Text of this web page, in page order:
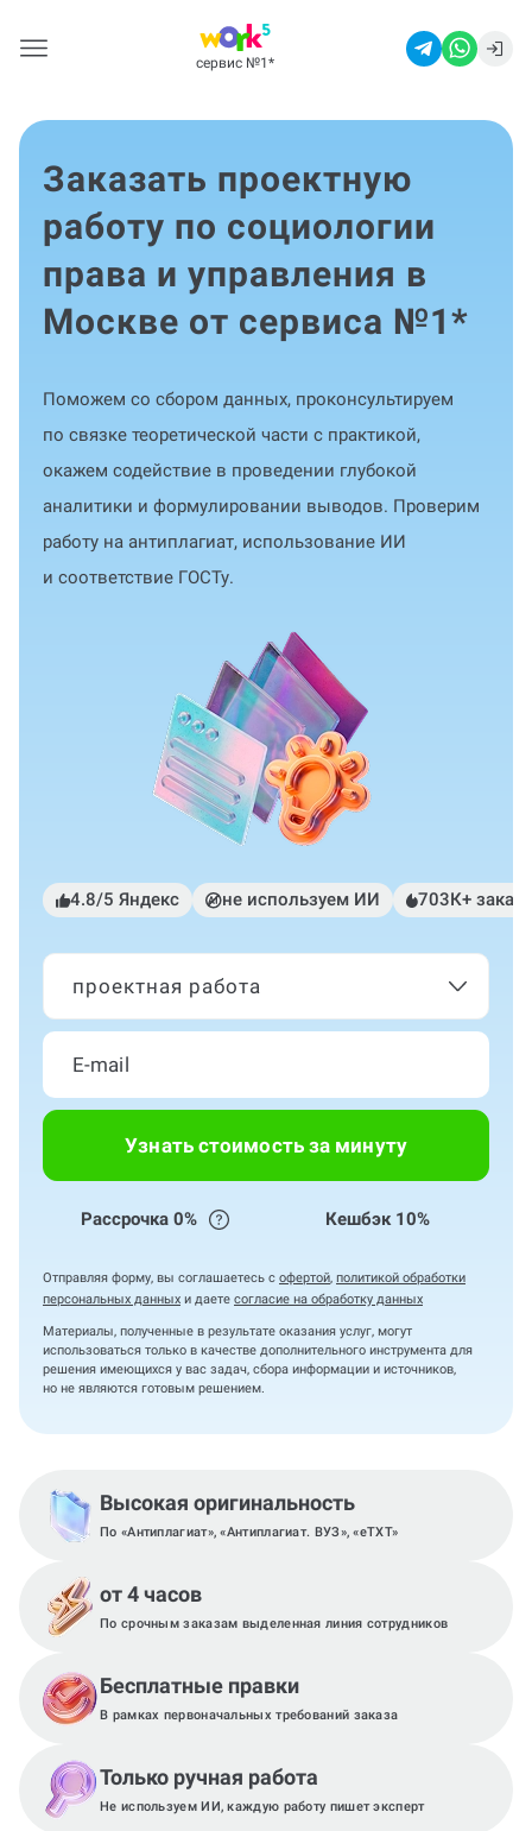
сервис №1 *
Заказать проектную
работу по социологии
права и управления в
Москве от сервиса №1*
Поможем со сбором данных, проконсультируем
по связке теоретической части с практикой,
окажем содействие в проведении глубокой
аналитики и формулировании выводов. Проверим
работу на антиплагиат, использование ИИ
и соответствие ГОСТу.
4.8/5 Яндекс не используем ИИ 703К+
проектная работа
Узнать стоимость за минуту
Рассрочка 0% Кешбэк 10%
Отправляя форму, вы соглашаетесь с офертой, политикой обработки
персональных данных и даете согласие на обработку данных
Материалы, полученные в результате оказания услуг, могут
использоваться только в качестве дополнительного инструмента для
решения имеющихся у вас задач, сбора информации и источников,
но не являются готовым решением.
Высокая оригинальность
По «Антиплагиат», «Антиплагиат. ВУЗ», «eTXT»
от 4 часов
По срочным заказам выделенная линия сотрудников
Бесплатные правки
В рамках первоначальных требований заказа
Только ручная работа
Не используем ИИ, каждую работу пишет эксперт